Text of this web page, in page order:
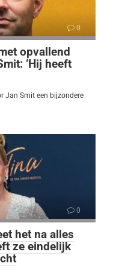
0
opvallend
‘Hij heeft
Jan Smit een bijzondere
0
het na alles
ze eindelijk